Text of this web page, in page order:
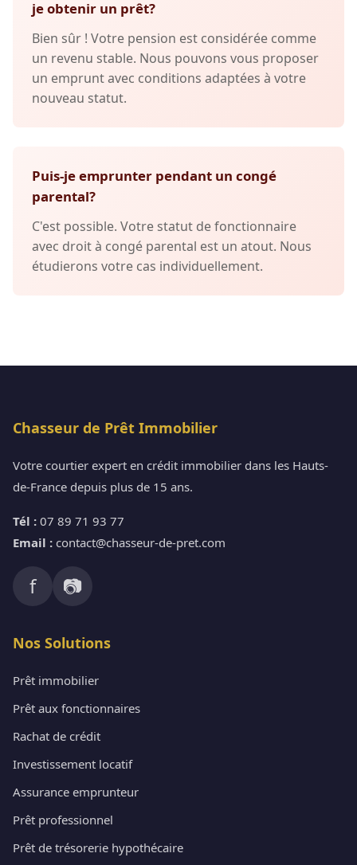
je obtenir un prêt?
Bien sûr ! Votre pension est considérée comme
un revenu stable. Nous pouvons vous proposer
un emprunt avec conditions adaptées à votre
nouveau statut.
Puis-je emprunter pendant un congé
parental?
C'est possible. Votre statut de fonctionnaire
avec droit à congé parental est un atout. Nous
étudierons votre cas individuellement.
Chasseur de Prêt Immobilier
Votre courtier expert en crédit immobilier dans les Hauts-
de-France depuis plus de 15 ans.
Tél : 07 89 71 93 77
Email : contact@chasseur-de-pret.com
f 📷
Nos Solutions
Prêt immobilier
Prêt aux fonctionnaires
Rachat de crédit
Investissement locatif
Assurance emprunteur
Prêt professionnel
Prêt de trésorerie hypothécaire